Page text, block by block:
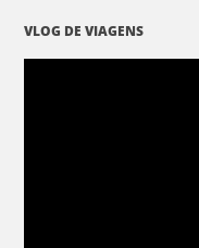
VLOG DE VIAGENS